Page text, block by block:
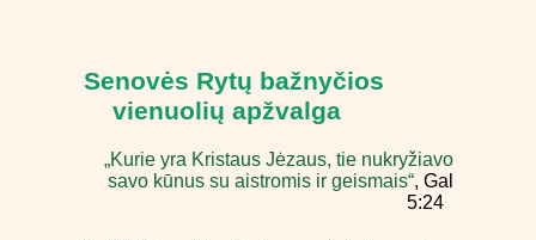
Senovės Rytų bažnyčios
vienuolių apžvalga
„Kurie yra Kristaus Jėzaus, tie nukryžiavo
savo kūnus su aistromis ir geismais“, Gal
5:24